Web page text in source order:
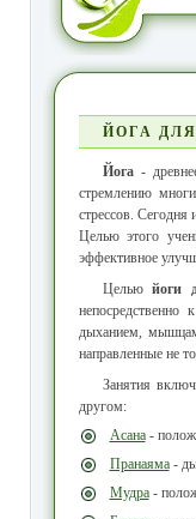
ЙОГА
Йога-
стремлению
стрессов.
Целью этого
эффективное
Цельюйоги
дыханием,
направленные не
Занятия
другом:
Асана-
Пранаяма-
Мудра-